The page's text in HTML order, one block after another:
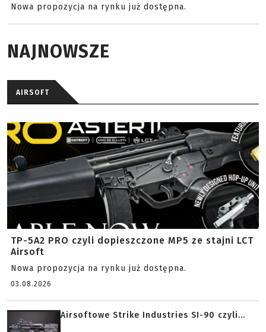
Nowa propozycja na rynku już dostępna.
NAJNOWSZE
AIRSOFT
TP-5A2 PRO czyli dopieszczone MP5 ze stajni LCT
Airsoft
Nowa propozycja na rynku już dostępna.
03.08.2026
Airsoftowe Strike Industries SI-90 czyli...